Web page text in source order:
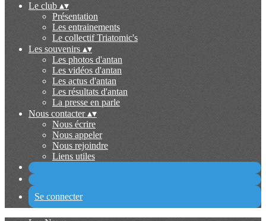
Le club ▴▾
Présentation
Les entrainements
Le collectif Triatomic's
Les souvenirs ▴▾
Les photos d'antan
Les vidéos d'antan
Les actus d'antan
Les résultats d'antan
La presse en parle
Nous contacter▴▾
Nous écrire
Nous appeler
Nous rejoindre
Liens utiles
Se connecter